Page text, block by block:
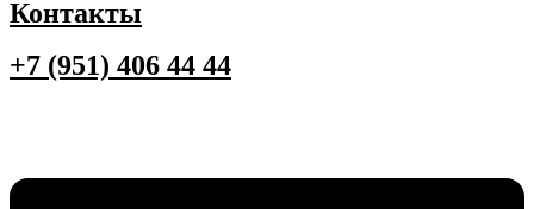
Контакты
+7 (951) 406 44 44